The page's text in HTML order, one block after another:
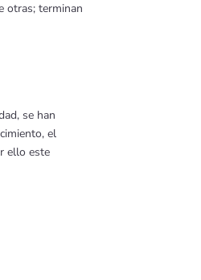
otras; terminan
se han
el
ello este